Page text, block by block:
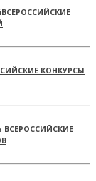
ВСЕРОССИЙСКИЕ
КОНКУРСЫ
ВСЕРОССИЙСКИЕ